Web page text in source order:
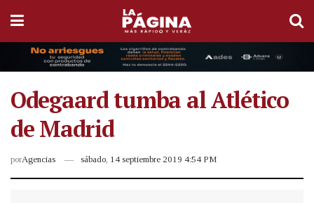
Odegaard tumba al Atlético
de Madrid
porAgencias sábado, 14 septiembre 2019 4:54 PM